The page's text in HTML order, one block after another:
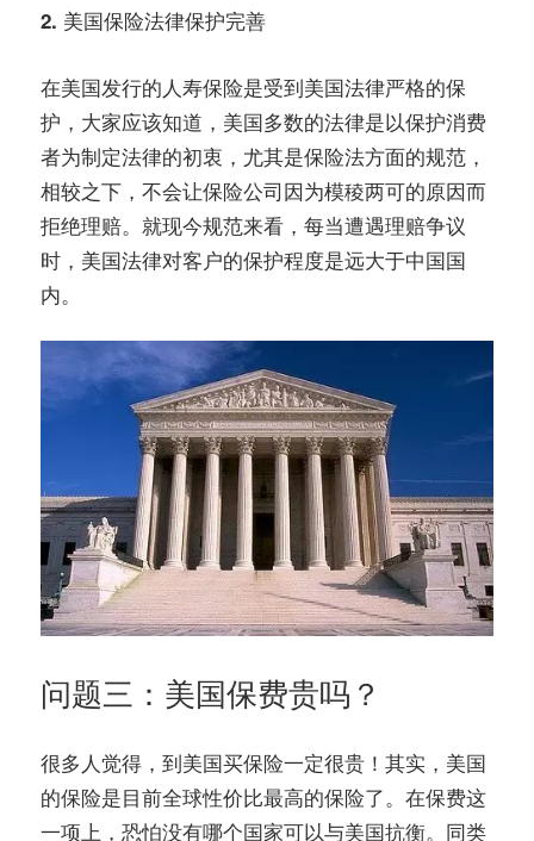
2. 美国保险法律保护完善
在美国发行的人寿保险是受到美国法律严格的保
护，大家应该知道，美国多数的法律是以保护消费
者为制定法律的初衷，尤其是保险法方面的规范，
相较之下，不会让保险公司因为模稜两可的原因而
拒绝理赔。就现今规范来看，每当遭遇理赔争议
时，美国法律对客户的保护程度是远大于中国国
内。
问题三：美国保费贵吗？
很多人觉得，到美国买保险一定很贵！其实，美国
的保险是目前全球性价比最高的保险了。在保费这
一项上，恐怕没有哪个国家可以与美国抗衡。同类